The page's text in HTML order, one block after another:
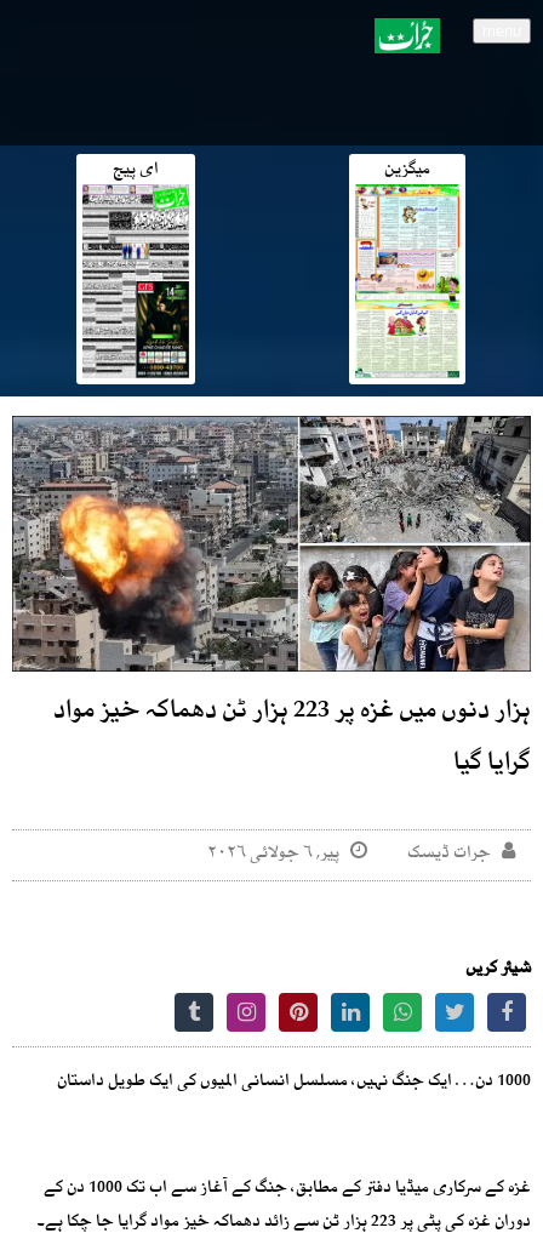
میگزین ای پیج
ہزار دنوں میں غزہ پر 223 ہزار ٹن دھماکہ خیز مواد
گرایا گیا
جرات ڈیسک پیر, ۶ جولائی ۲۰۲۶
شیئر کریں
1000 دن… ایک جنگ نہیں، مسلسل انسانی المیوں کی ایک طویل داستان
غزہ کے سرکاری میڈیا دفتر کے مطابق، جنگ کے آغاز سے اب تک 1000 دن کے
دوران غزہ کی پٹی پر 223 ہزار ٹن سے زائد دھماکہ خیز مواد گرایا جا چکا ہے۔